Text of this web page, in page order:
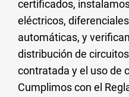
certificados,
eléctricos,
automáticas, y
distribución de
contratada y el uso de
Cumplimos con el